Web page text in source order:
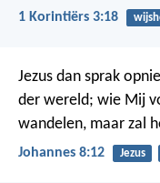
1 Korintiërs 3:18
Jezus dan sprak
der wereld; wie Mij
wandelen, maar zal
Johannes 8:12 Jezus